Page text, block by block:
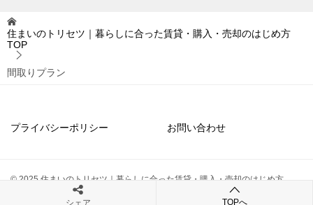
住まいのトリセツ｜暮らしに合った賃貸・購入・売却のはじめ方
TOP
間取りプラン
プライバシーポリシー お問い合わせ
© 2025 住まいのトリセツ｜暮らしに合った賃貸・購入・売却のはじめ方
シェア TOPへ